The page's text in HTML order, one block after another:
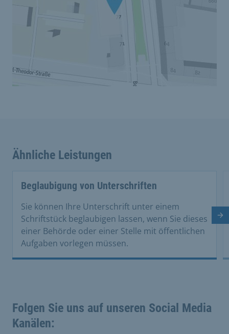
Ähnliche Leistungen
Beglaubigung von Unterschriften
Sie können Ihre Unterschrift unter einem
Schriftstück beglaubigen lassen, wenn Sie dieses
einer Behörde oder einer Stelle mit öffentlichen
Aufgaben vorlegen müssen.
Folgen Sie uns auf unseren Social Media
Kanälen: